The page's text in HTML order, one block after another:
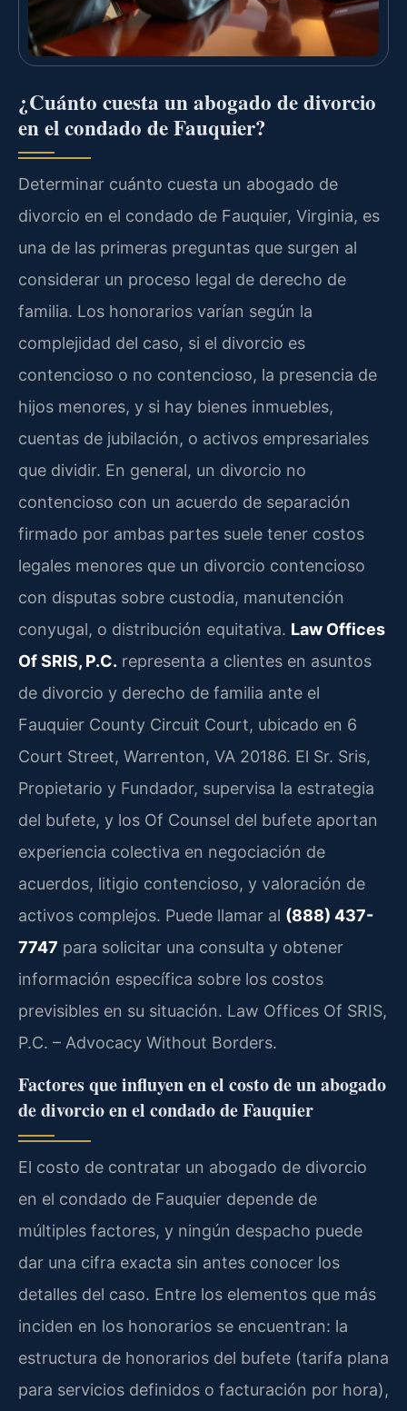
¿Cuánto cuesta un abogado de divorcio
en el condado de Fauquier?
Determinar cuánto cuesta un abogado de
divorcio en el condado de Fauquier, Virginia, es
una de las primeras preguntas que surgen al
considerar un proceso legal de derecho de
familia. Los honorarios varían según la
complejidad del caso, si el divorcio es
contencioso o no contencioso, la presencia de
hijos menores, y si hay bienes inmuebles,
cuentas de jubilación, o activos empresariales
que dividir. En general, un divorcio no
contencioso con un acuerdo de separación
firmado por ambas partes suele tener costos
legales menores que un divorcio contencioso
con disputas sobre custodia, manutención
conyugal, o distribución equitativa. Law Offices
Of SRIS, P.C. representa a clientes en asuntos
de divorcio y derecho de familia ante el
Fauquier County Circuit Court, ubicado en 6
Court Street, Warrenton, VA 20186. El Sr. Sris,
Propietario y Fundador, supervisa la estrategia
del bufete, y los Of Counsel del bufete aportan
experiencia colectiva en negociación de
acuerdos, litigio contencioso, y valoración de
activos complejos. Puede llamar al (888) 437-
7747 para solicitar una consulta y obtener
información específica sobre los costos
previsibles en su situación. Law Offices Of SRIS,
P.C. – Advocacy Without Borders.
Factores que influyen en el costo de un abogado
de divorcio en el condado de Fauquier
El costo de contratar un abogado de divorcio
en el condado de Fauquier depende de
múltiples factores, y ningún despacho puede
dar una cifra exacta sin antes conocer los
detalles del caso. Entre los elementos que más
inciden en los honorarios se encuentran: la
estructura de honorarios del bufete (tarifa plana
para servicios definidos o facturación por hora),